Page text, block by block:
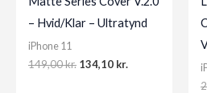
– Hvid/Klar – Ultratynd
iPhone 11
149,00kr. Original
134,10 kr.